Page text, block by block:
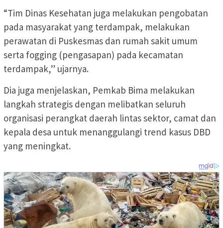
“Tim Dinas Kesehatan juga melakukan pengobatan
pada masyarakat yang terdampak, melakukan
perawatan di Puskesmas dan rumah sakit umum
serta fogging (pengasapan) pada kecamatan
terdampak,” ujarnya.
Dia juga menjelaskan, Pemkab Bima melakukan
langkah strategis dengan melibatkan seluruh
organisasi perangkat daerah lintas sektor, camat dan
kepala desa untuk menanggulangi trend kasus DBD
yang meningkat.